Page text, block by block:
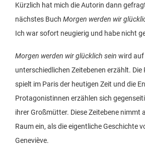
Kürzlich hat mich die Autorin dann
nächstes Buch Morgen werden wir
Ich war sofort neugierig und habe nicht
Morgen werden wir glücklich sein wird auf
unterschiedlichen Zeitebenen erzählt.
spielt im Paris der heutigen Zeit und die
Protagonistinnen erzählen sich
ihrer Großmütter. Diese Zeitebene nimmt
Raum ein, als die eigentliche Geschichte
Geneviève.